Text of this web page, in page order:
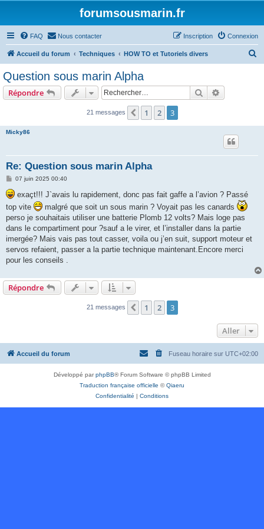
forumsousmarin.fr
FAQ Nous contacter Connexion
Inscription
Accueil du forum Techniques HOW TO et Tutoriels divers
Question sous marin Alpha
Répondre Rechercher
21 messages Précédent
1 2 3
Micky86
Re: Question sous marin Alpha
M
s
s
a
g
e
07 juin 2025 00:40
exaçt!!! J`avais lu rapidement, donc pas fait gaffe a l’avion ? Passé
top vite
malgré que soit un sous marin ? Voyait pas les canards
perso je souhaitais utiliser une batterie Plomb 12 volts? Mais loge pas
dans le compartiment pour ?sauf a le virer, et l’installer dans la partie
imergée? Mais vais pas tout casser, voila ou j’en suit, support moteur et
servos refaient, passer a la partie technique maintenant.Encore merci
pour les conseils .
Répondre
21 messages Précédent
1 2 3
Aller
Accueil du forum Fuseau horaire sur UTC+02:00
Développé parphpBB® Forum Software © phpBB Limited
Traduction française officielle ©Qiaeru
Confidentialité | Conditions